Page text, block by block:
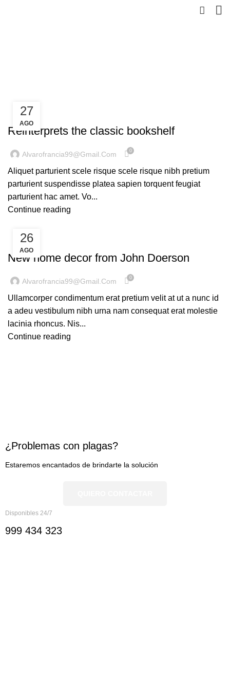
27
AGO
DESIGN TRENDS
Reinterprets the classic bookshelf
Alvarofrancia99@gmail.com 0
Aliquet parturient scele risque scele risque nibh pretium
parturient suspendisse platea sapien torquent feugiat
parturient hac amet. Vo...
Continue reading
26
AGO
DECORATION
New home decor from John Doerson
Alvarofrancia99@gmail.com 0
Ullamcorper condimentum erat pretium velit at ut a nunc id
a adeu vestibulum nibh urna nam consequat erat molestie
lacinia rhoncus. Nis...
Continue reading
¿Problemas con plagas?
Estaremos encantados de brindarte la solución
Disponibles 24/7
999 434 323